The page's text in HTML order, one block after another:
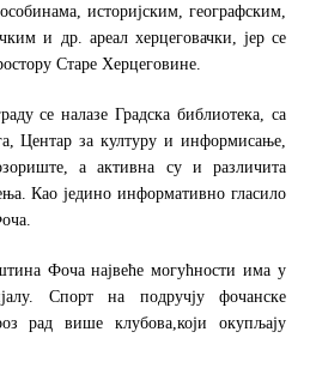
историјским, географским,
и др. ареал херцеговачки, јер се
Старе Херцеговине.
се налазе Градска библиотека, са
Центар за културу и информисање,
а активна су и различита
Као једино информативно гласило
Фоча највеће могућности има у
Спорт на подручју фочанске
рад више клубова,који окупљају